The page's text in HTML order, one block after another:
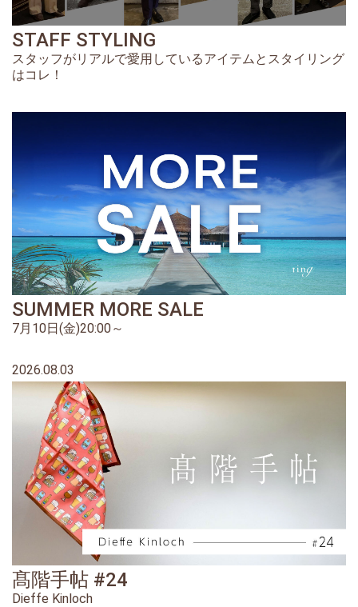
STAFF STYLING
スタッフがリアルで愛用しているアイテムとスタイリング
はコレ！
SUMMER MORE SALE
7月10日(金)20:00～
2026.08.03
髙階手帖 #24
Dieffe Kinloch